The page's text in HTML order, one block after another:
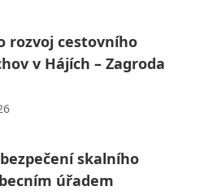
rozvoj cestovního
v Hájích – Zagroda
skalního
úřadem